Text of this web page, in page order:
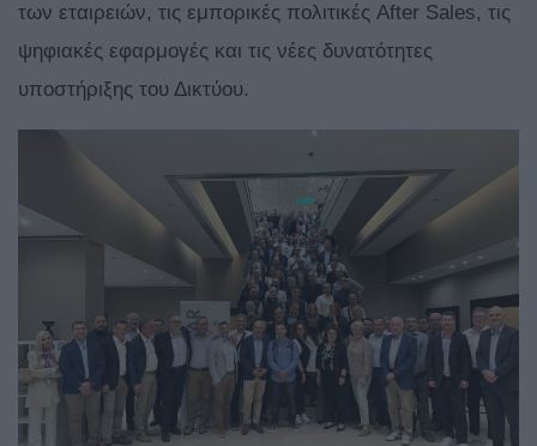
των εταιρειών, τις εμπορικές πολιτικές After Sales, τις
ψηφιακές εφαρμογές και τις νέες δυνατότητες
υποστήριξης του Δικτύου.